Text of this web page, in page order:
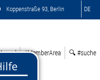
Koppenstraße 93, Berlin DE
#MemberArea 🔍 #suche